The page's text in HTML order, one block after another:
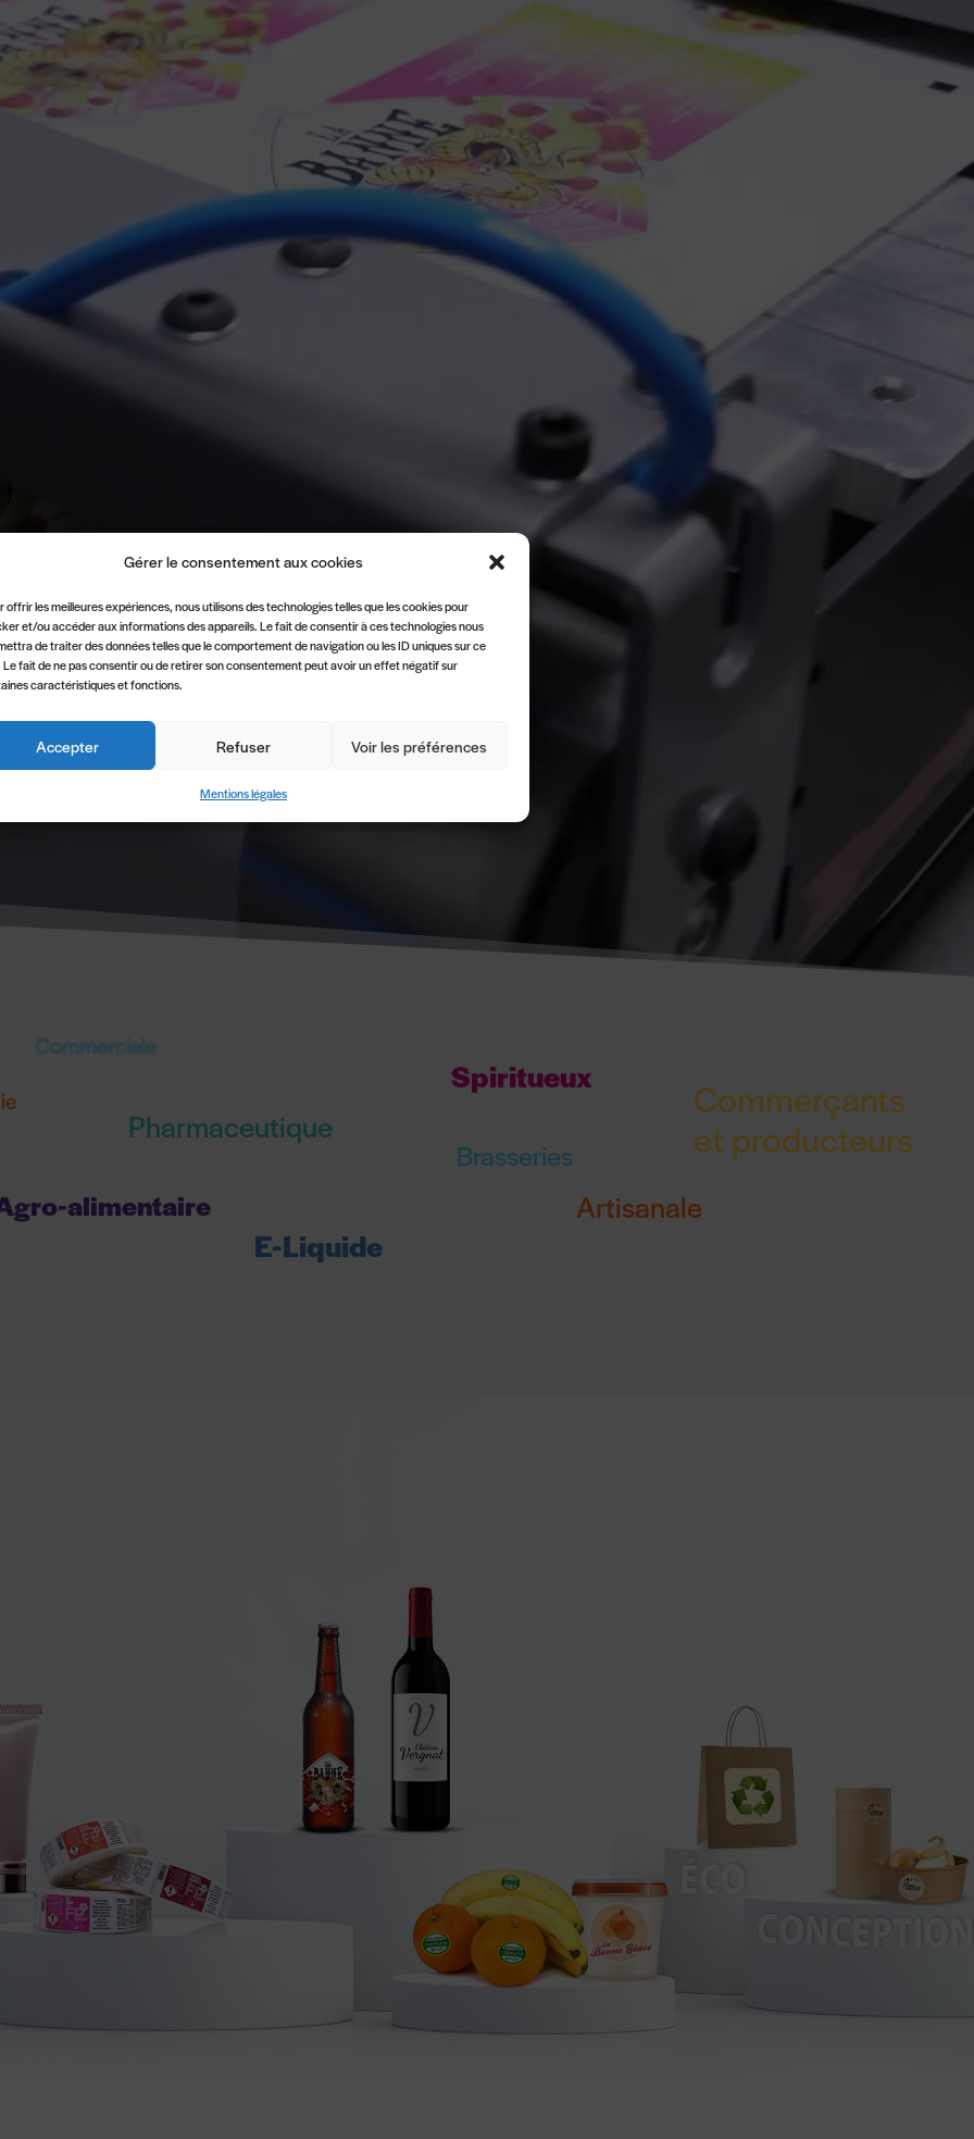
Gérer le consentement aux cookies
offrir les meilleures expériences, nous utilisons des technologies telles que les cookies pour
et/ou accéder aux informations des appareils. Le fait de consentir à ces technologies nous
de traiter des données telles que le comportement de navigation ou les ID uniques sur ce
Le fait de ne pas consentir ou de retirer son consentement peut avoir un effet négatif sur
caractéristiques et fonctions.
Accepter Refuser Voir les préférences
Mentions légales
Pharmaceutique
E-Liquide
Brasseries
Spiritueux
Commerciale
alimentaire Artisanale
Commerçants
et producteurs